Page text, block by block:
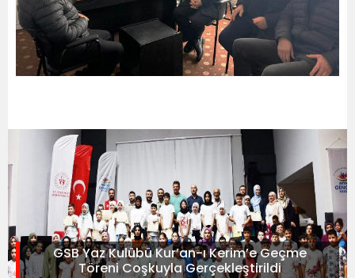
GSB Yaz Kulübü Kur’an-ı Kerim’e Geçme
Töreni Coşkuyla Gerçekleştirildi